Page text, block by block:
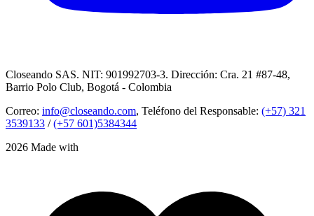
Closeando SAS. NIT: 901992703-3. Dirección: Cra. 21 #87-48,
Barrio Polo Club, Bogotá - Colombia
Correo: info@closeando.com, Teléfono del Responsable: (+57) 321
3539133 /(+57 601)5384344
2026 Made with